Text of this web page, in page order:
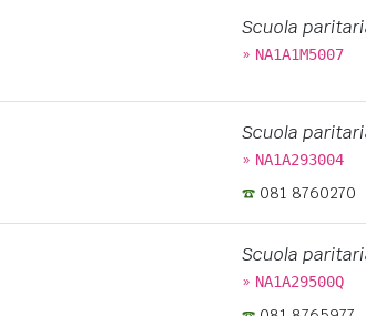
Scuola
» NA1A1M5007
Scuola
» NA1A293004
081 8760270
Scuola
» NA1A29500Q